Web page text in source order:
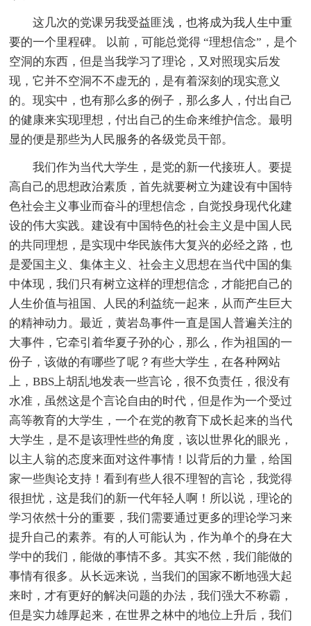
这几次的党课另我受益匪浅，也将成为我人生中重
要的一个里程碑。 以前，可能总觉得 “理想信念”，是个
空洞的东西，但是当我学习了理论，又对照现实后发
现，它并不空洞不不虚无的，是有着深刻的现实意义
的。现实中，也有那么多的例子，那么多人，付出自己
的健康来实现理想，付出自己的生命来维护信念。最明
显的便是那些为人民服务的各级党员干部。
我们作为当代大学生，是党的新一代接班人。要提
高自己的思想政治素质，首先就要树立为建设有中国特
色社会主义事业而奋斗的理想信念，自觉投身现代化建
设的伟大实践。建设有中国特色的社会主义是中国人民
的共同理想，是实现中华民族伟大复兴的必经之路，也
是爱国主义、集体主义、社会主义思想在当代中国的集
中体现，我们只有树立这样的理想信念，才能把自己的
人生价值与祖国、人民的利益统一起来，从而产生巨大
的精神动力。最近，黄岩岛事件一直是国人普遍关注的
大事件，它牵引着华夏子孙的心，那么，作为祖国的一
份子，该做的有哪些了呢？有些大学生，在各种网站
上，BBS上胡乱地发表一些言论，很不负责任，很没有
水准，虽然这是个言论自由的时代，但是作为一个受过
高等教育的大学生，一个在党的教育下成长起来的当代
大学生，是不是该理性些的角度，该以世界化的眼光，
以主人翁的态度来面对这件事情！以背后的力量，给国
家一些舆论支持！看到有些人很不理智的言论，我觉得
很担忧，这是我们的新一代年轻人啊！所以说，理论的
学习依然十分的重要，我们需要通过更多的理论学习来
提升自己的素养。有的人可能认为，作为单个的身在大
学中的我们，能做的事情不多。其实不然，我们能做的
事情有很多。从长远来说，当我们的国家不断地强大起
来时，才有更好的解决问题的办法，我们强大不称霸，
但是实力雄厚起来，在世界之林中的地位上升后，我们